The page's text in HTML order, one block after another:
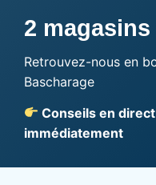
2
Retrouvez-nous en
Bascharage
Conseils en
immédiatement